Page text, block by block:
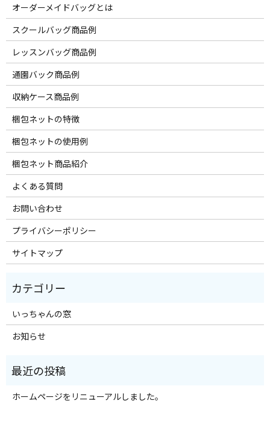
オーダーメイドバッグとは
スクールバッグ商品例
レッスンバッグ商品例
通園バック商品例
収納ケース商品例
梱包ネットの特徴
梱包ネットの使用例
梱包ネット商品紹介
よくある質問
お問い合わせ
プライバシーポリシー
サイトマップ
いっちゃんの窓
お知らせ
ホームページをリニューアルしました。